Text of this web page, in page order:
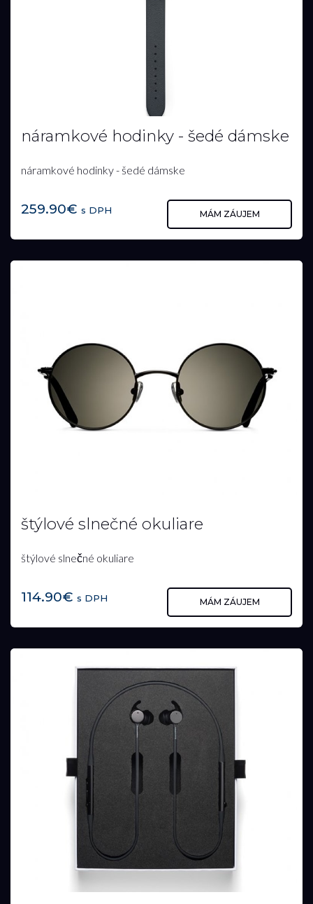
náramkové hodinky - šedé dámske
náramkové hodinky - šedé dámske
259.90€ s DPH MÁM ZÁUJEM
štýlové slnečné okuliare
štýlové slnečné okuliare
114.90€ s DPH MÁM ZÁUJEM